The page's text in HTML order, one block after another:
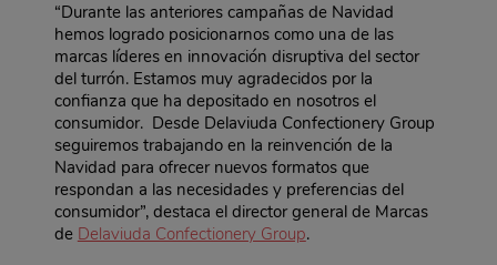
“Durante las anteriores campañas de Navidad
hemos logrado posicionarnos como una de las
marcas líderes en innovación disruptiva del sector
del turrón. Estamos muy agradecidos por la
confianza que ha depositado en nosotros el
consumidor. Desde Delaviuda Confectionery Group
seguiremos trabajando en la reinvención de la
Navidad para ofrecer nuevos formatos que
respondan a las necesidades y preferencias del
consumidor”, destaca el director general de Marcas
de Delaviuda Confectionery Group.